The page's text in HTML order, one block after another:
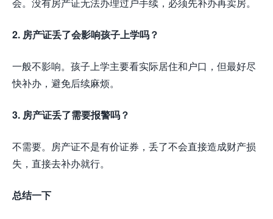
2. 房产证丢了会影响孩子上学吗？
一般不影响。孩子上学主要看实际居住和户口，但最好尽
快补办，避免后续麻烦。
3. 房产证丢了需要报警吗？
不需要。房产证不是有价证券，丢了不会直接造成财产损
失，直接去补办就行。
总结一下